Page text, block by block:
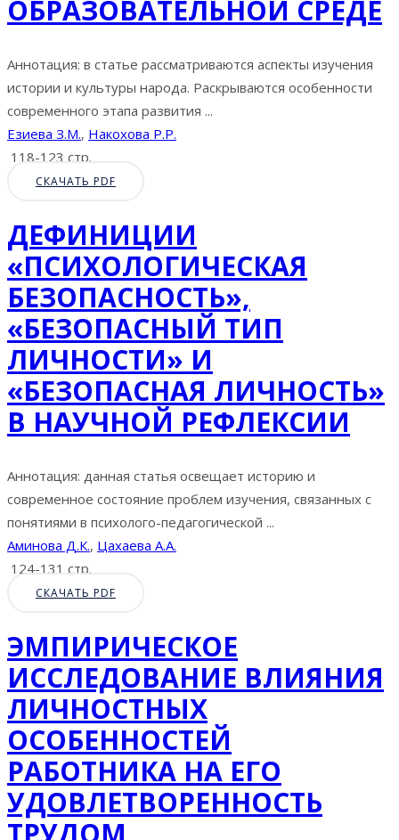
ОБРАЗОВАТЕЛЬНОЙ СРЕДЕ
Аннотация: в статье рассматриваются аспекты изучения
истории и культуры народа. Раскрываются особенности
современного этапа развития ...
Езиева З.М., Накохова Р.Р.
118-123 стр.
СКАЧАТЬ PDF
ДЕФИНИЦИИ
«ПСИХОЛОГИЧЕСКАЯ
БЕЗОПАСНОСТЬ»,
«БЕЗОПАСНЫЙ ТИП
ЛИЧНОСТИ» И
«БЕЗОПАСНАЯ ЛИЧНОСТЬ»
В НАУЧНОЙ РЕФЛЕКСИИ
Аннотация: данная статья освещает историю и
современное состояние проблем изучения, связанных с
понятиями в психолого-педагогической ...
Аминова Д.К., Цахаева А.А.
124-131 стр.
СКАЧАТЬ PDF
ЭМПИРИЧЕСКОЕ
ИССЛЕДОВАНИЕ ВЛИЯНИЯ
ЛИЧНОСТНЫХ
ОСОБЕННОСТЕЙ
РАБОТНИКА НА ЕГО
УДОВЛЕТВОРЕННОСТЬ